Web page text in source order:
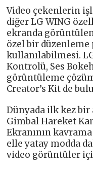
Video çekenlerin
diğer LG WING
ekranda
özel bir
kullanılabilmesi.
Kontrolü, Ses
görüntüleme
Creator’s Kit de
Dünyada ilk kez bir
Gimbal Hareket
Ekranının
elle yatay modda
video görüntüler